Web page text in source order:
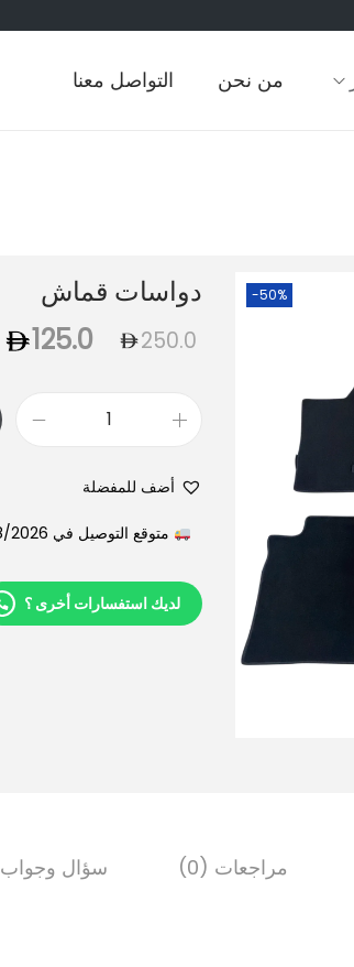
من نحن التواصل معنا
-50% دواسات قماش
250.0
125.0
أضف للمفضلة
متوقع التوصيل في 10/08/2026 - 11/08/2026
لديك استفسارات أخرى ؟
مراجعات (0) سؤال وجواب